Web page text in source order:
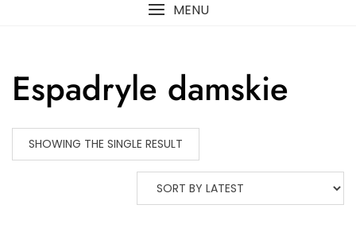
MENU
Espadryle damskie
SHOWING THE SINGLE RESULT